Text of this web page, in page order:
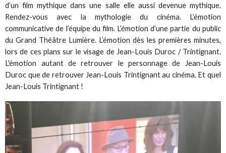
d’un film mythique dans une salle elle aussi devenue mythique.
Rendez-vous avec la mythologie du cinéma. L’émotion
communicative de l’équipe du film. L’émotion d’une partie du public
du Grand Théâtre Lumière. L’émotion dès les premières minutes,
lors de ces plans sur le visage de Jean-Louis Duroc / Trintignant.
L'émotion autant de retrouver le personnage de Jean-Louis
Duroc que de retrouver Jean-Louis Trintignant au cinéma. Et quel
Jean-Louis Trintignant !